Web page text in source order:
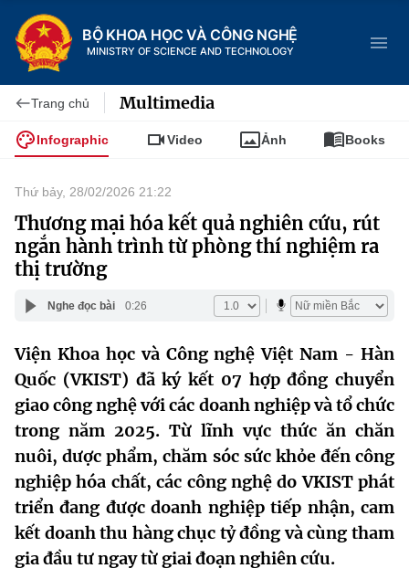
BỘ KHOA HỌC VÀ CÔNG NGHỆ
MINISTRY OF SCIENCE AND TECHNOLOGY
Trang chủ
Giới thiệu
Chức năng nhiệm vụ
Cơ cấu tổ chức
Lịch sử phát triển
Sở Khoa học và Công nghệ
Tin tức sự kiện
Khoa học và Công nghệ
Đổi mới sáng tạo
Chuyển đổi số
Bưu chính, Viễn thông
Sở hữu trí tuệ
Tiêu chuẩn, đo lường, chất lượng
Dịch vụ công
Hệ thống văn bản
Văn bản QPPL
Văn bản chỉ đạo điều hành
Lấy ý kiến người dân về dự thảo VBQPPL
MST IOFFICE
THỐNG KÊ
Khoa học và Công nghệ
Đổi mới sáng tạo
Multimedia
THƯ ĐIỆN TỬ
Trang chủ Multimedia
Infographic Video Ảnh Books
Thứ bảy, 28/02/2026 21:22
Thương mại hóa kết quả nghiên cứu, rút
ngắn hành trình từ phòng thí nghiệm ra
thị trường
Nghe đọc bài 0:26
Viện Khoa học và Công nghệ Việt Nam - Hàn
Quốc (VKIST) đã ký kết 07 hợp đồng chuyển
giao công nghệ với các doanh nghiệp và tổ chức
trong năm 2025. Từ lĩnh vực thức ăn chăn
nuôi, dược phẩm, chăm sóc sức khỏe đến công
nghiệp hóa chất, các công nghệ do VKIST phát
triển đang được doanh nghiệp tiếp nhận, cam
kết doanh thu hàng chục tỷ đồng và cùng tham
gia đầu tư ngay từ giai đoạn nghiên cứu.